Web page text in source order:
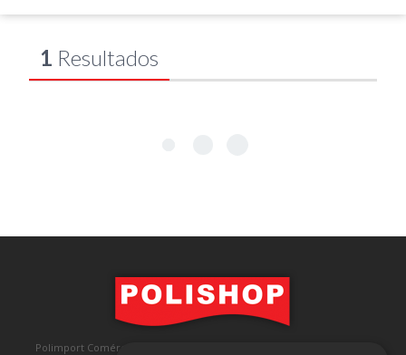
1 Resultados
Polimport Comércio e Exportação LTDA, inscrita no CNPJ/MF sob o nº